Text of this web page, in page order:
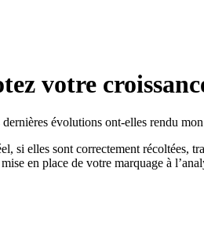
votre
évolutions ont-elles rendu
si elles sont correctement
en place de votre marquage à